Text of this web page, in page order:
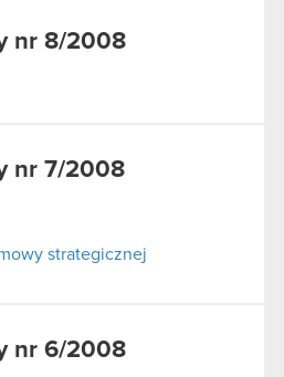
nr 8/2008
nr 7/2008
strategicznej
nr 6/2008